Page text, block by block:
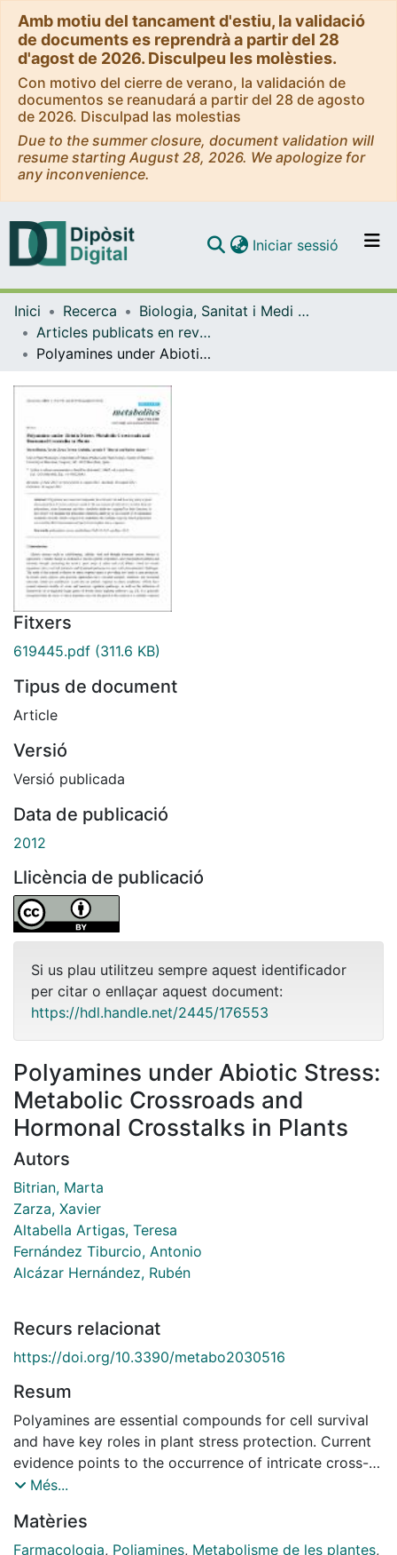
Amb motiu del tancament d'estiu, la validació
de documents es reprendrà a partir del 28
d'agost de 2026. Disculpeu les molèsties.
Con motivo del cierre de verano, la validación de
documentos se reanudará a partir del 28 de agosto
de 2026. Disculpad las molestias
Due to the summer closure, document validation will
resume starting August 28, 2026. We apologize for
any inconvenience.
Navega per tot el DD
Com publicar
Iniciar sessió (current)
Inici Recerca
Biologia, Sanitat i Medi Ambient
Articles publicats en revistes (Biologia, Sanitat i Medi Ambient)
Polyamines under Abiotic Stress: Metabolic Crossroads and Hormonal Crosstalks in Plants
Fitxers
619445.pdf (311.6 KB)
Tipus de document
Article
Versió
Versió publicada
Data de publicació
2012
Llicència de publicació
Si us plau utilitzeu sempre aquest identificador
per citar o enllaçar aquest document:
https://hdl.handle.net/2445/176553
Polyamines under Abiotic Stress:
Metabolic Crossroads and
Hormonal Crosstalks in Plants
Autors
Bitrian, Marta
Zarza, Xavier
Altabella Artigas, Teresa
Fernández Tiburcio, Antonio
Alcázar Hernández, Rubén
Recurs relacionat
https://doi.org/10.3390/metabo2030516
Resum
Polyamines are essential compounds for cell survival
and have key roles in plant stress protection. Current
evidence points to the occurrence of intricate cross-
talks between polyamines, stress hormones and other
review we integrate the polyamine metabolic pathway
in the context of its immediate metabolic network
Més...
Matèries
Farmacologia, Poliamines, Metabolisme de les plantes,